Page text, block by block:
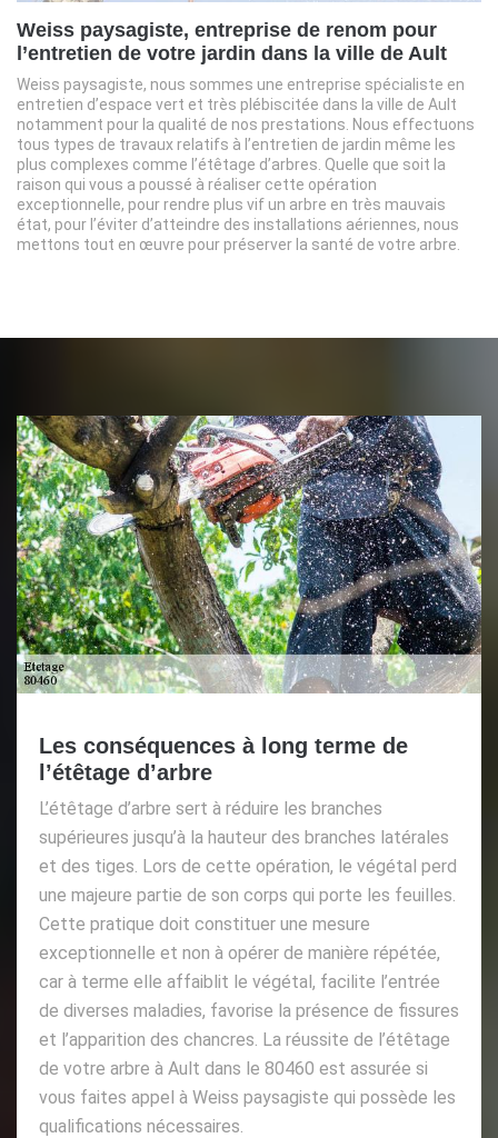
Weiss paysagiste, entreprise de renom pour
l’entretien de votre jardin dans la ville de Ault
Weiss paysagiste, nous sommes une entreprise spécialiste en
entretien d’espace vert et très plébiscitée dans la ville de Ault
notamment pour la qualité de nos prestations. Nous effectuons
tous types de travaux relatifs à l’entretien de jardin même les
plus complexes comme l’étêtage d’arbres. Quelle que soit la
raison qui vous a poussé à réaliser cette opération
exceptionnelle, pour rendre plus vif un arbre en très mauvais
état, pour l’éviter d’atteindre des installations aériennes, nous
mettons tout en œuvre pour préserver la santé de votre arbre.
Les conséquences à long terme de
l’étêtage d’arbre
L’étêtage d’arbre sert à réduire les branches
supérieures jusqu’à la hauteur des branches latérales
et des tiges. Lors de cette opération, le végétal perd
une majeure partie de son corps qui porte les feuilles.
Cette pratique doit constituer une mesure
exceptionnelle et non à opérer de manière répétée,
car à terme elle affaiblit le végétal, facilite l’entrée
de diverses maladies, favorise la présence de fissures
et l’apparition des chancres. La réussite de l’étêtage
de votre arbre à Ault dans le 80460 est assurée si
vous faites appel à Weiss paysagiste qui possède les
qualifications nécessaires.